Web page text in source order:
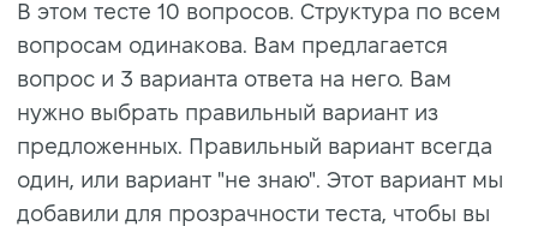
В этом тесте 10 вопросов. Структура по всем
вопросам одинакова. Вам предлагается
вопрос и 3 варианта ответа на него. Вам
нужно выбрать правильный вариант из
предложенных. Правильный вариант всегда
один, или вариант "не знаю". Этот вариант мы
добавили для прозрачности теста, чтобы вы